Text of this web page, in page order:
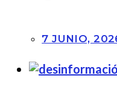
7 JUNIO,